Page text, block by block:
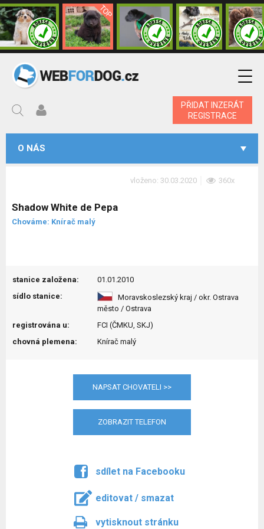
PŘIDAT INZERÁT
REGISTRACE
O NÁS
vloženo: 30.03.2020 360x
Shadow White de Pepa
Chováme: Knírač malý
stanice založena:
01.01.2010
sídlo stanice:
Moravskoslezský kraj / okr. Ostrava
město / Ostrava
registrována u:
FCI (ČMKU, SKJ)
chovná plemena:
Knírač malý
NAPSAT CHOVATELI >>
ZOBRAZIT TELEFON
sdílet na Facebooku
editovat / smazat
vytisknout stránku